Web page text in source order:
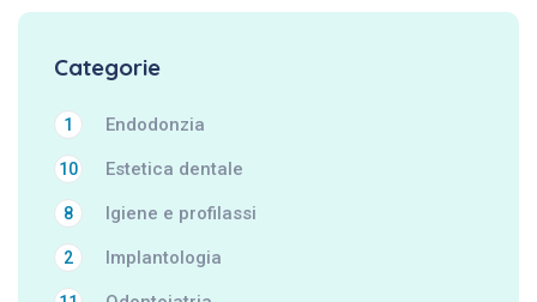
Categorie
Endodonzia
1
Estetica dentale
10
Igiene e profilassi
8
Implantologia
2